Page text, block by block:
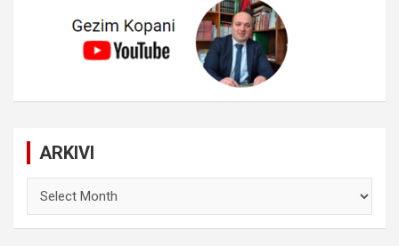
ARKIVI